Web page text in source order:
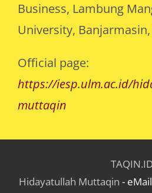
University, Banjarmasin,
https://iesp.ulm.ac.id/
muttaqin
Hidayatullah Muttaqin-
©2026